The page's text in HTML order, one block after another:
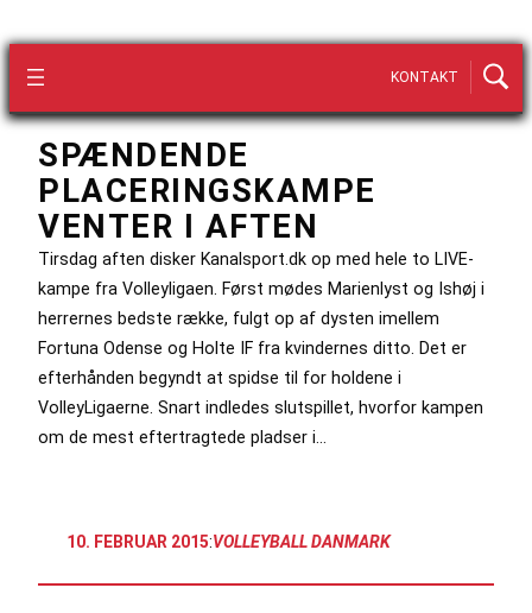
KONTAKT
SPÆNDENDE
PLACERINGSKAMPE
VENTER I AFTEN
Tirsdag aften disker Kanalsport.dk op med hele to LIVE-
kampe fra Volleyligaen. Først mødes Marienlyst og Ishøj i
herrernes bedste række, fulgt op af dysten imellem
Fortuna Odense og Holte IF fra kvindernes ditto. Det er
efterhånden begyndt at spidse til for holdene i
VolleyLigaerne. Snart indledes slutspillet, hvorfor kampen
om de mest eftertragtede pladser i…
10. FEBRUAR 2015:VOLLEYBALL DANMARK